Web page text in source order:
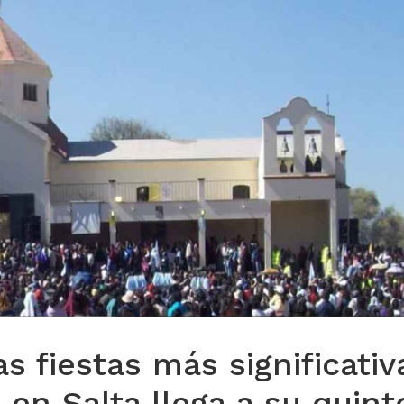
fiestas más